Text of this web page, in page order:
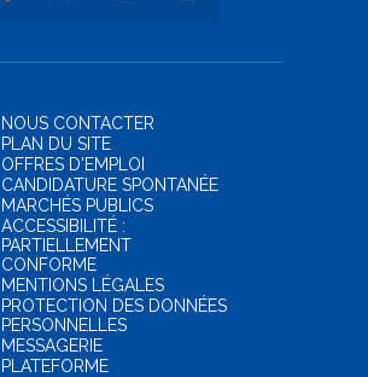
NOUS CONTACTER
PLAN DU SITE
OFFRES D'EMPLOI
CANDIDATURE SPONTANÉE
MARCHÉS PUBLICS
ACCESSIBILITÉ :
PARTIELLEMENT
CONFORME
MENTIONS LÉGALES
PROTECTION DES DONNÉES
PERSONNELLES
MESSAGERIE
PLATEFORME